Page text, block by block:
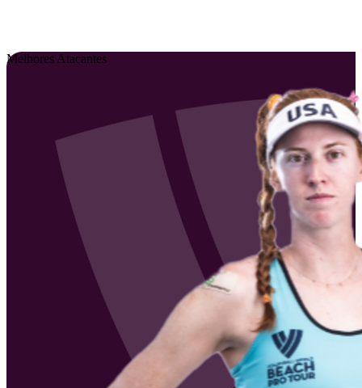
Melhores Atacantes